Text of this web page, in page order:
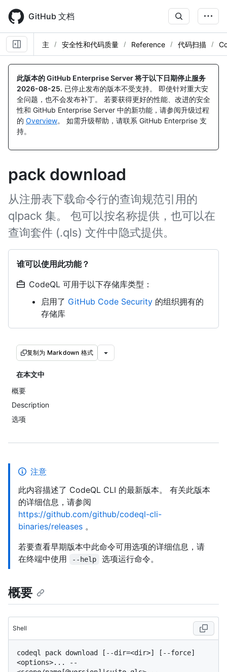
main
content
GitHub 文档
主 安全性和代码质量 Reference 代码扫描
此版本的 GitHub Enterprise Server 将于以下日期停止服务
2026-08-25. 已停止发布的版本不受支持。 即使针对重大安
全问题，也不会发布补丁。 若要获得更好的性能、改进的安全
性和 GitHub Enterprise Server 中的新功能，请参阅升级过程
的 Overview。 如需升级帮助，请联系 GitHub Enterprise 支
持。
pack download
从注册表下载命令行的查询规范引用的
qlpack 集。 包可以按名称提供，也可以在
查询套件 (.qls) 文件中隐式提供。
谁可以使用此功能？
CodeQL 可用于以下存储库类型：
启用了 GitHub Code Security 的组织拥有的
存储库
复制为 Markdown 格式
在本文中
概要
Description
选项
注意
此内容描述了 CodeQL CLI 的最新版本。 有关此版本
的详细信息，请参阅
https://github.com/github/codeql-cli-
binaries/releases 。
若要查看早期版本中此命令可用选项的详细信息，请
在终端中使用
--help 选项运行命令。
概要
Shell
codeql pack download [--dir=<dir>] [--force]
<options>... --